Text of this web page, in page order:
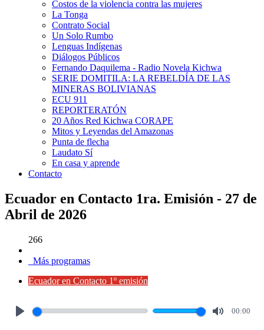
Costos de la violencia contra las mujeres
La Tonga
Contrato Social
Un Solo Rumbo
Lenguas Indígenas
Diálogos Públicos
Fernando Daquilema - Radio Novela Kichwa
SERIE DOMITILA: LA REBELDÍA DE LAS
MINERAS BOLIVIANAS
ECU 911
REPORTERATÓN
20 Años Red Kichwa CORAPE
Mitos y Leyendas del Amazonas
Punta de flecha
Laudato Sí
En casa y aprende
Contacto
Ecuador en Contacto 1ra. Emisión - 27 de
Abril de 2026
266
Más programas
Ecuador en Contacto 1º emisión
00:00